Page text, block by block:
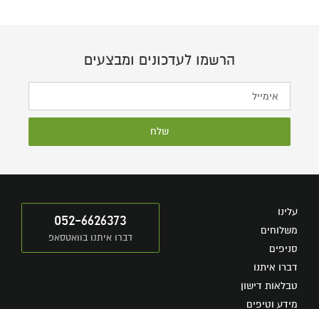
הרשמו לעדכונים ומבצעים
שלח
עלינו
משלוחים
סניפים
דברו איתנו
טבלאות דישון
מידע וטיפים
052-6626373
דברו איתנו בוואטסאפ